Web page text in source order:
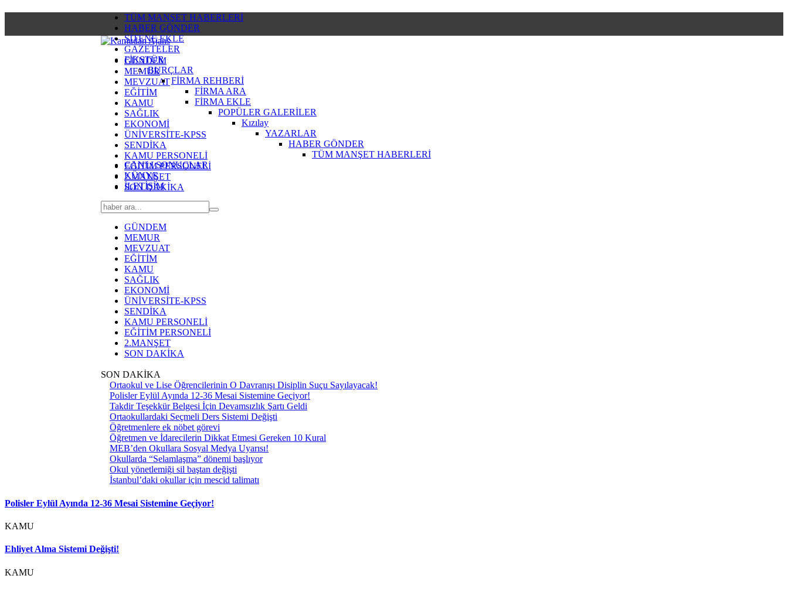
TÜM MANŞET HABERLERİ
HABER GÖNDER
SİTENE EKLE
GAZETELER
FİKSTÜR
BURÇLAR
FİRMA REHBERİ
FİRMA ARA
FİRMA EKLE
POPÜLER GALERİLER
Kızılay
YAZARLAR
HABER GÖNDER
TÜM MANŞET HABERLERİ
CANLI SONUÇLAR
KÜNYE
İLETİŞİM
GÜNDEM
MEMUR
MEVZUAT
EĞİTİM
KAMU
SAĞLIK
EKONOMİ
ÜNİVERSİTE-KPSS
SENDİKA
KAMU PERSONELİ
EĞİTİM PERSONELİ
2.MANŞET
SON DAKİKA
GÜNDEM
MEMUR
MEVZUAT
EĞİTİM
KAMU
SAĞLIK
EKONOMİ
ÜNİVERSİTE-KPSS
SENDİKA
KAMU PERSONELİ
EĞİTİM PERSONELİ
2.MANŞET
SON DAKİKA
SON DAKİKA
Ortaokul ve Lise Öğrencilerinin O Davranışı Disiplin Suçu Sayılayacak!
Polisler Eylül Ayında 12-36 Mesai Sistemine Geçiyor!
Takdir Teşekkür Belgesi İçin Devamsızlık Şartı Geldi
Ortaokullardaki Seçmeli Ders Sistemi Değişti
Öğretmenlere ek nöbet görevi
Öğretmen ve İdarecilerin Dikkat Etmesi Gereken 10 Kural
MEB’den Okullara Sosyal Medya Uyarısı!
Okullarda “Selamlaşma” dönemi başlıyor
Okul yönetlemiği sil baştan değişti
İstanbul’daki okullar için mescid talimatı
Polisler Eylül Ayında 12-36 Mesai Sistemine Geçiyor!
KAMU
Ehliyet Alma Sistemi Değişti!
KAMU